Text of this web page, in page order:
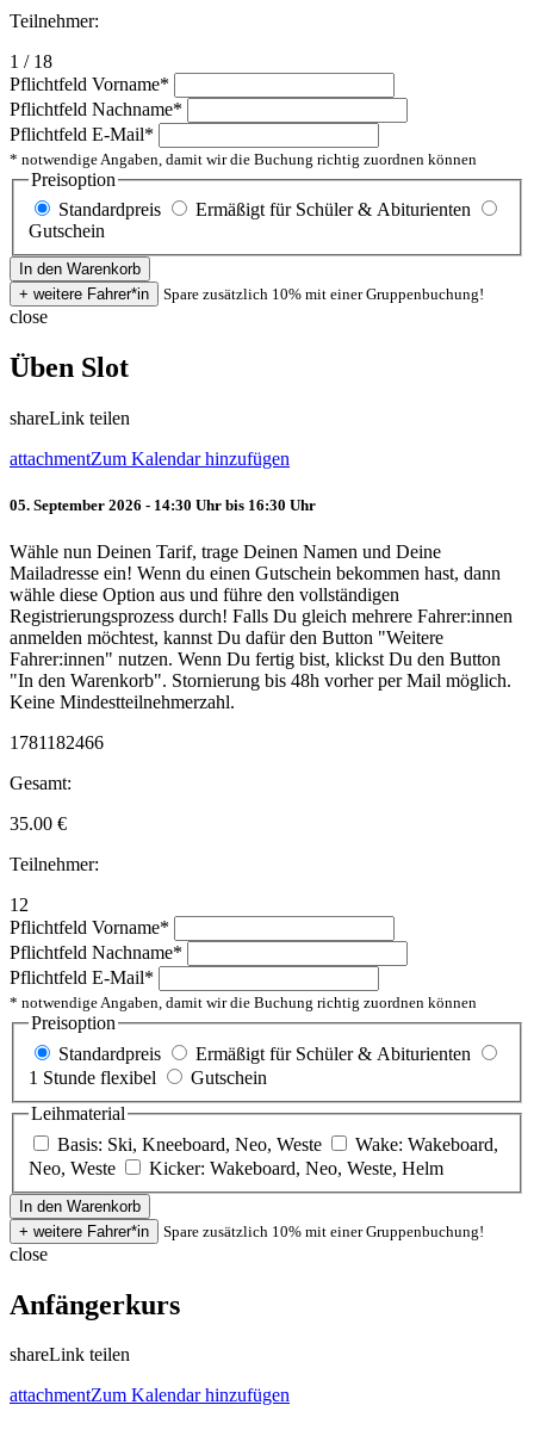
Teilnehmer:
1 / 18
Pflichtfeld Vorname*
Pflichtfeld Nachname*
Pflichtfeld E-Mail*
* notwendige Angaben, damit wir die Buchung richtig zuordnen können
Preisoption
Standardpreis
Ermäßigt für Schüler & Abiturienten
Gutschein
Spare zusätzlich 10% mit einer Gruppenbuchung!
close
Üben Slot
shareLink teilen
attachmentZum Kalendar hinzufügen
05. September 2026 - 14:30 Uhr bis 16:30 Uhr
Wähle nun Deinen Tarif, trage Deinen Namen und Deine
Mailadresse ein! Wenn du einen Gutschein bekommen hast, dann
wähle diese Option aus und führe den vollständigen
Registrierungsprozess durch! Falls Du gleich mehrere Fahrer:innen
anmelden möchtest, kannst Du dafür den Button "Weitere
Fahrer:innen" nutzen. Wenn Du fertig bist, klickst Du den Button
"In den Warenkorb". Stornierung bis 48h vorher per Mail möglich.
Keine Mindestteilnehmerzahl.
1781182466
Gesamt:
35.00 €
Teilnehmer:
12
Pflichtfeld Vorname*
Pflichtfeld Nachname*
Pflichtfeld E-Mail*
* notwendige Angaben, damit wir die Buchung richtig zuordnen können
Preisoption
Standardpreis
Ermäßigt für Schüler & Abiturienten
1 Stunde flexibel
Gutschein
Leihmaterial
Basis: Ski, Kneeboard, Neo, Weste
Wake: Wakeboard,
Neo, Weste
Kicker: Wakeboard, Neo, Weste, Helm
Spare zusätzlich 10% mit einer Gruppenbuchung!
close
Anfängerkurs
shareLink teilen
attachmentZum Kalendar hinzufügen